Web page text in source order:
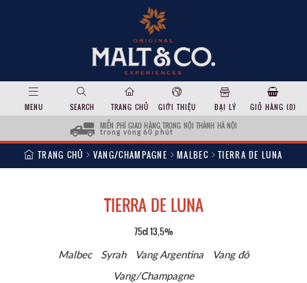
MENU SEARCH TRANG CHỦ GIỚI THIỆU ĐẠI LÝ GIỎ HÀNG (0)
MIỄN PHÍ GIAO HÀNG TRONG NỘI THÀNH HÀ NỘI
trong vòng 60 phút
TRANG CHỦ VANG/CHAMPAGNE MALBEC TIERRA DE LUNA
TIERRA DE LUNA
75cl 13,5%
Malbec Syrah Vang Argentina Vang đỏ
Vang/Champagne